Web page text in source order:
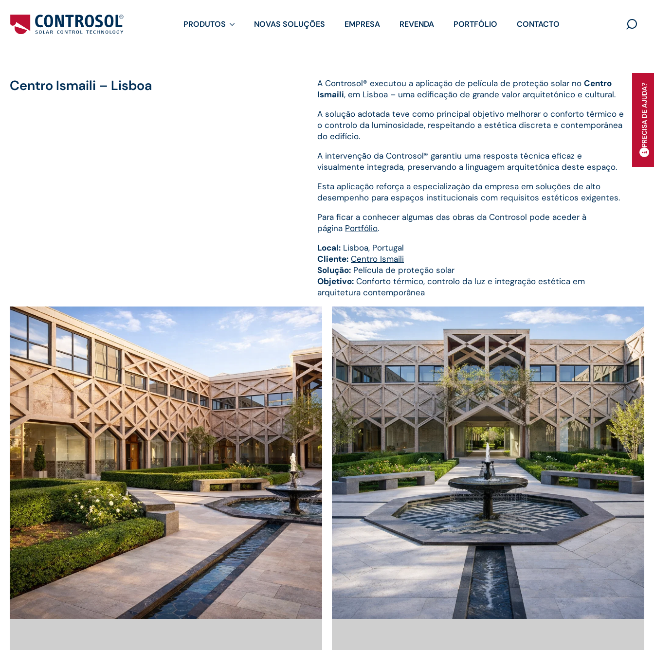
PRODUTOS NOVAS SOLUÇÕES EMPRESA REVENDA PORTFÓLIO CONTACTO
PRECISA DE AJUDA?
Centro Ismaili – Lisboa A Controsol® executou a aplicação de película de proteção solar no Centro
Ismaili, em Lisboa – uma edificação de grande valor arquitetónico e cultural.
A solução adotada teve como principal objetivo melhorar o conforto térmico e
o controlo da luminosidade, respeitando a estética discreta e contemporânea
do edifício.
A intervenção da Controsol® garantiu uma resposta técnica eficaz e
visualmente integrada, preservando a linguagem arquitetónica deste espaço.
Esta aplicação reforça a especialização da empresa em soluções de alto
desempenho para espaços institucionais com requisitos estéticos exigentes.
Para ficar a conhecer algumas das obras da Controsol pode aceder à
página Portfólio.
Local: Lisboa, Portugal
Cliente: Centro Ismaili
Solução: Película de proteção solar
Objetivo: Conforto térmico, controlo da luz e integração estética em
arquitetura contemporânea